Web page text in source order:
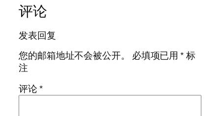
评论
发表回复
您的邮箱地址不会被公开。
必填项已用*标
注
评论*